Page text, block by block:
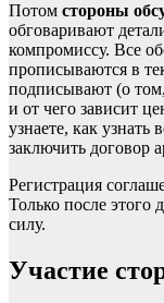
Потом стороны
обговаривают
компромиссу. Все
прописываются в
подписывают (о том,
и от чего зависит
узнаете, как
заключить договор
Регистрация
Только после этого
силу.
Участие